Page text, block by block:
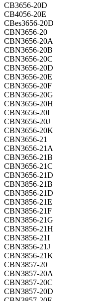
CB3656-20D
CB4056-20E
CBes3656-20D
CBN3656-20
CBN3656-20A
CBN3656-20B
CBN3656-20C
CBN3656-20D
CBN3656-20E
CBN3656-20F
CBN3656-20G
CBN3656-20H
CBN3656-20I
CBN3656-20J
CBN3656-20K
CBN3656-21
CBN3656-21A
CBN3656-21B
CBN3656-21C
CBN3656-21D
CBN3856-21B
CBN3856-21D
CBN3856-21E
CBN3856-21F
CBN3856-21G
CBN3856-21H
CBN3856-21I
CBN3856-21J
CBN3856-21K
CBN3857-20
CBN3857-20A
CBN3857-20C
CBN3857-20D